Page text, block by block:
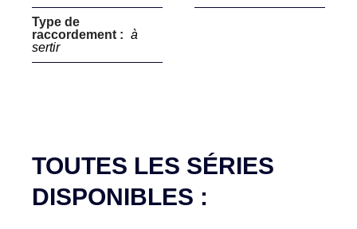
Type de
raccordement : à
sertir
TOUTES LES SÉRIES
DISPONIBLES :